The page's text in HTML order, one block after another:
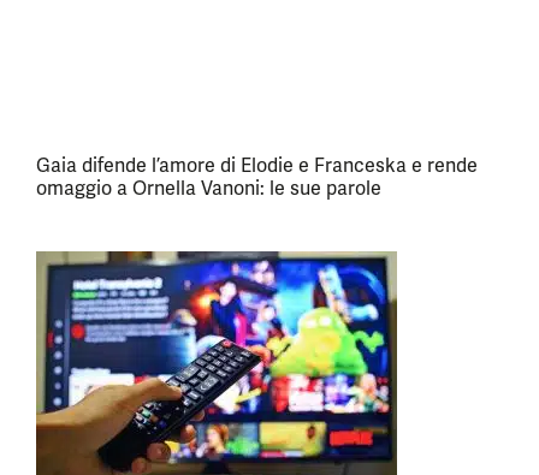
Gaia difende l’amore di Elodie e Franceska e rende
omaggio a Ornella Vanoni: le sue parole